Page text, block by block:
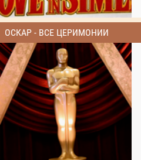
ОСКАР - ВСЕ ЦЕРИМОНИИ